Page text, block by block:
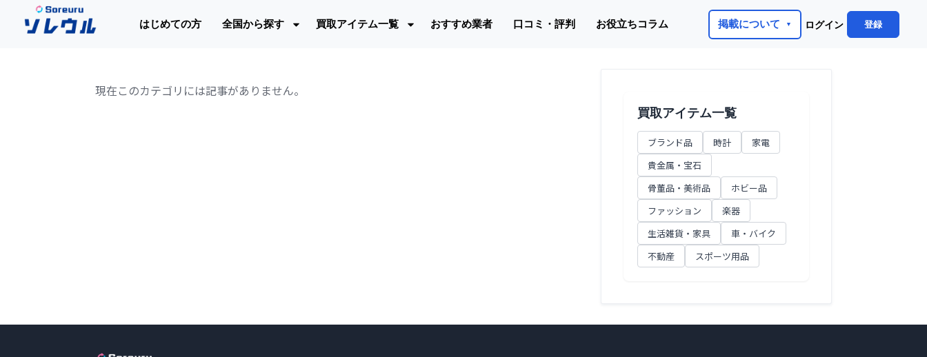
はじめての方 全国から探す 買取アイテム一覧 おすすめ業者 口コミ・評判 お役立ちコラム 掲載について ログイン 登録
現在このカテゴリには記事がありません。
買取アイテム一覧
ブランド品 時計
家電
貴金属・宝石
骨董品・美術品
ホビー品
ファッション
楽器
生活雑貨・家具
車・バイク
不動産
スポーツ用品